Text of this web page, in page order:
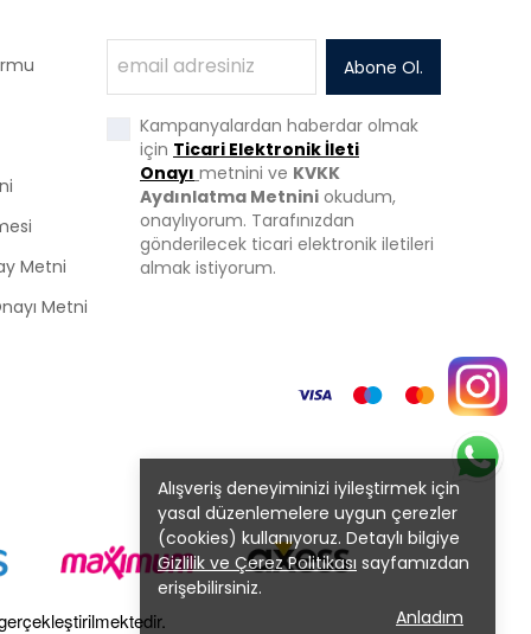
Alışveriş deneyiminizi iyileştirmek için
yasal düzenlemelere uygun çerezler
(cookies) kullanıyoruz. Detaylı bilgiye
Gizlilik ve Çerez Politikası sayfamızdan
erişebilirsiniz.
Anladım
Metni
Metni
Abone Ol.
Kampanyalardan haberdar olmak
için Ticari Elektronik İleti
Onayı metnini ve KVKK
Aydınlatma Metnini okudum,
onaylıyorum. Tarafınızdan
gönderilecek ticari elektronik iletileri
almak istiyorum.